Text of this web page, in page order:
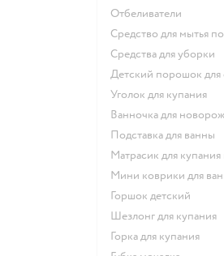
отбеливатели
средство для мытья
средства для уборки
детский порошок для
уголок для купания
ванночка для
подставка для ванны
матрасик для
мини коврики для
горшок детский
шезлонг для купания
горка для купания